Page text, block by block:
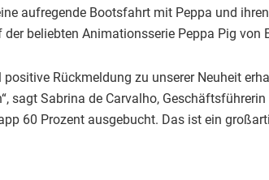
aufregende Bootsfahrt mit Peppa und
beliebten Animationsserie Peppa Pig von
Rückmeldung zu unserer Neuheit
sagt Sabrina de Carvalho, Geschäftsführerin
60 Prozent ausgebucht. Das ist ein